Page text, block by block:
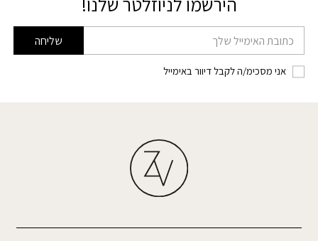
דוא׳׳ל שליחה
אני מסכימ/ה לקבל דיוור באימייל